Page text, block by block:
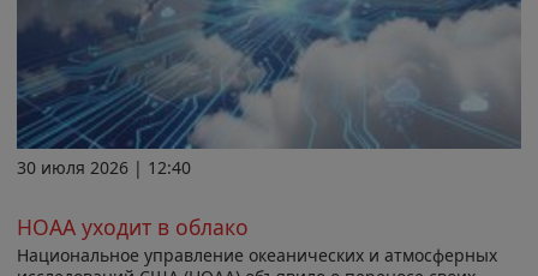
30 июля 2026 | 12:40
НОАА уходит в облако
Национальное управление океанических и атмосферных